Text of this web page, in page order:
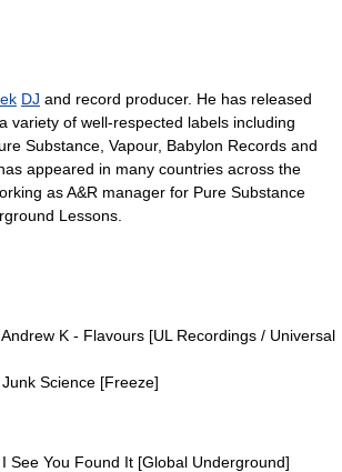
DJ and record producer. He has released
variety of well-respected labels including
Substance, Vapour, Babylon Records and
appeared in many countries across the
as A&R manager for Pure Substance
Lessons.
K - Flavours [UL Recordings / Universal
Science [Freeze]
See You Found It [Global Underground]